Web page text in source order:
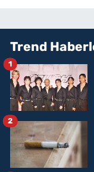
Trend
1
2